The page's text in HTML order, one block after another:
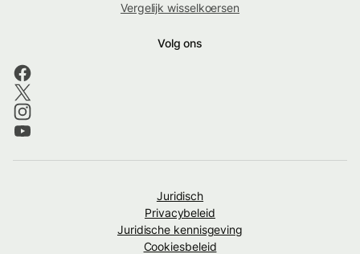
Vergelijk wisselkoersen
Volg ons
Juridisch
Privacybeleid
Juridische kennisgeving
Cookiesbeleid